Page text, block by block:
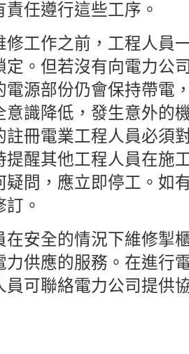
任遵行這些工序。
修工作之前，工程人員
定。但若沒有向電力公
電源部份仍會保持帶電
意識降低，發生意外的
註冊電業工程人員必須
提醒其他工程人員在施
疑問，應立即停工。如
。
在安全的情況下維修掣
力供應的服務。在進行
員可聯絡電力公司提供